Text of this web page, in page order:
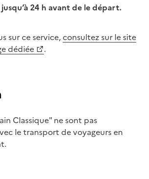
24 h avant de le départ.
sur ce service,consultez sur le site
dédiée
.
Classique" ne sont pas
le transport de voyageurs en